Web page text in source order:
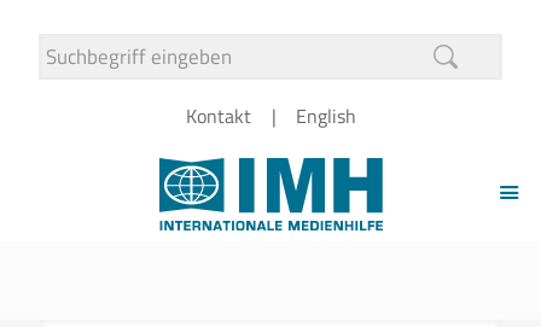
Kontakt English